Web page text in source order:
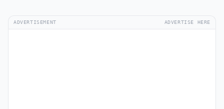
ADVERTISEMENT ADVERTISE HERE